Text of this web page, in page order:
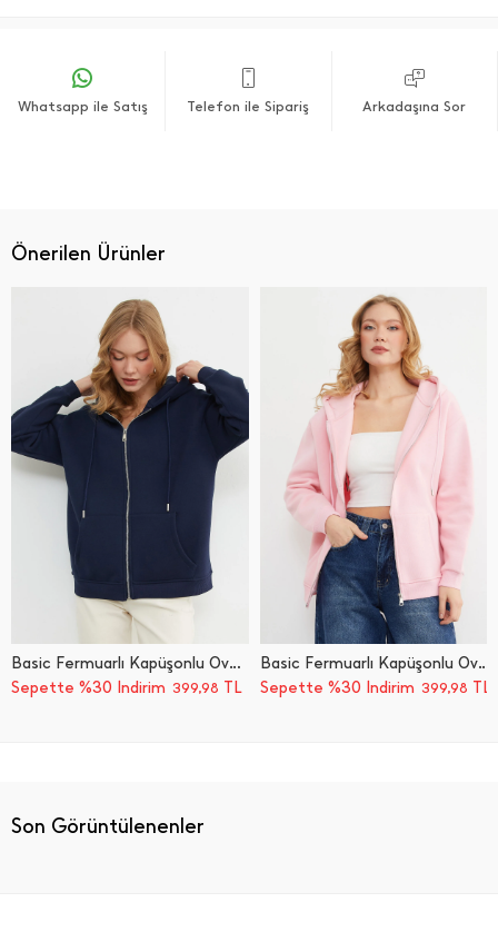
Whatsapp ile Satış Telefon ile Sipariş Arkadaşına Sor
Önerilen Ürünler
Basic Fermuarlı Kapüşonlu Oversize Sweatshirt
Sepette %30 İndirim 399,98 TL
Basic Fermuarlı Kapüşonlu Oversize Sweatshirt
Sepette %30 İndirim 399,98 TL
Son Görüntülenenler